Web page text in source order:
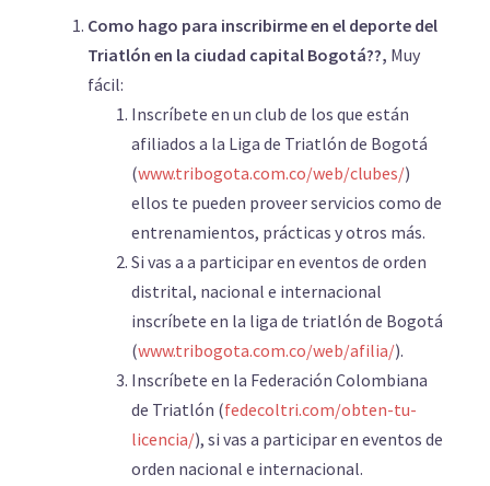
Como hago para inscribirme en el deporte del
Triatlón en la ciudad capital Bogotá??, Muy
fácil:
Inscríbete en un club de los que están
afiliados a la Liga de Triatlón de Bogotá
(www.tribogota.com.co/web/clubes/)
ellos te pueden proveer servicios como de
entrenamientos, prácticas y otros más.
Si vas a a participar en eventos de orden
distrital, nacional e internacional
inscríbete en la liga de triatlón de Bogotá
(www.tribogota.com.co/web/afilia/).
Inscríbete en la Federación Colombiana
de Triatlón (fedecoltri.com/obten-tu-
licencia/), si vas a participar en eventos de
orden nacional e internacional.